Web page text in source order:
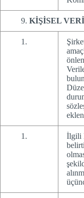
KİŞİSEL
İlgili